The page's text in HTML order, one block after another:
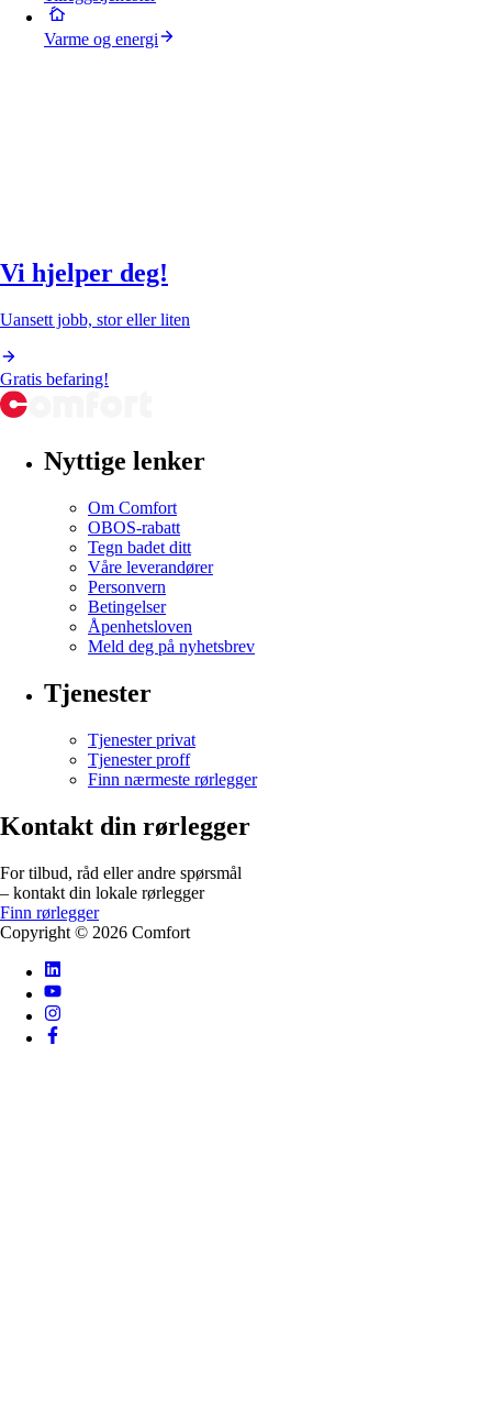
Varme og energi
Vi hjelper deg!
Uansett jobb, stor eller liten
Gratis befaring!
Nyttige lenker
Om Comfort
OBOS-rabatt
Tegn badet ditt
Våre leverandører
Personvern
Betingelser
Åpenhetsloven
Meld deg på nyhetsbrev
Tjenester
Tjenester privat
Tjenester proff
Finn nærmeste rørlegger
Kontakt din rørlegger
For tilbud, råd eller andre spørsmål
– kontakt din lokale rørlegger
Finn rørlegger
Copyright © 2026 Comfort